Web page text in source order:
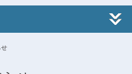
せ